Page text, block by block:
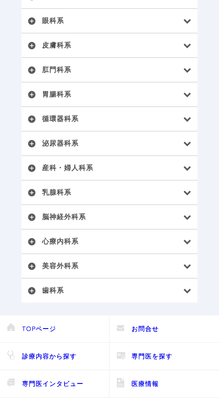
add_circle 眼科系
add_circle 皮膚科系
add_circle 肛門科系
add_circle 胃腸科系
add_circle 循環器科系
add_circle 泌尿器科系
add_circle 産科・婦人科系
add_circle 乳腺科系
add_circle 脳神経外科系
add_circle 心療内科系
add_circle 美容外科系
add_circle 歯科系
TOPページ お問合せ
診療内容から探す 専門医を探す
専門医インタビュー 医療情報